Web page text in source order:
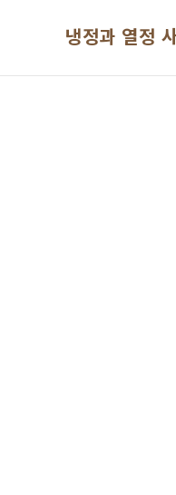
냉정과 열정